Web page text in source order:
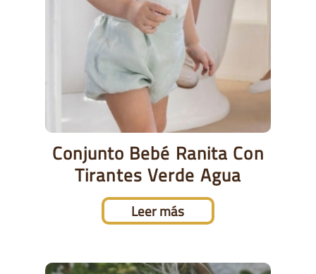
Conjunto Bebé Ranita Con
Tirantes Verde Agua
Leer más